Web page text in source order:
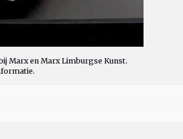
Marx en Marx Limburgse Kunst.